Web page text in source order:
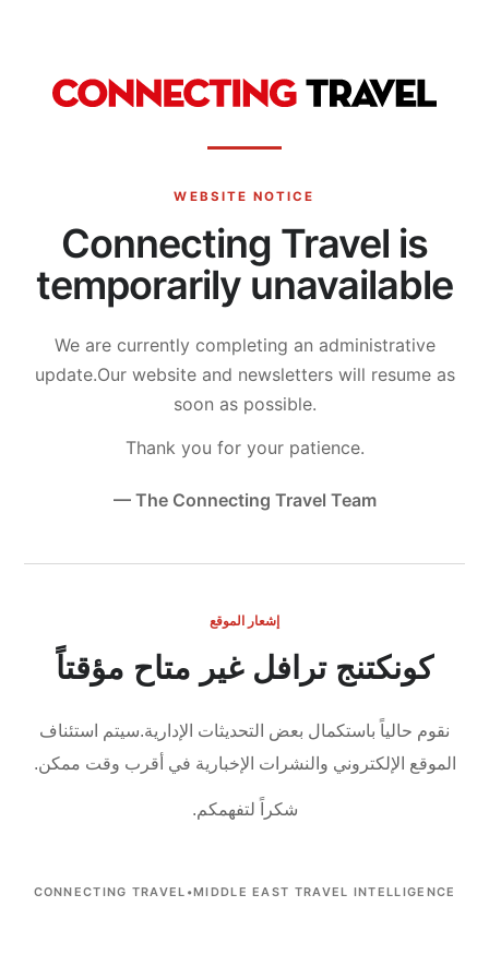
WEBSITE NOTICE
Connecting Travel is
temporarily unavailable
We are currently completing an administrative
update.Our website and newsletters will resume as
soon as possible.
Thank you for your patience.
— The Connecting Travel Team
إشعار الموقع
كونكتنج ترافل غير متاح مؤقتاً
نقوم حالياً باستكمال بعض التحديثات الإدارية.سيتم استئناف
الموقع الإلكتروني والنشرات الإخبارية في أقرب وقت ممكن.
شكراً لتفهمكم.
CONNECTING TRAVEL •MIDDLE EAST TRAVEL INTELLIGENCE